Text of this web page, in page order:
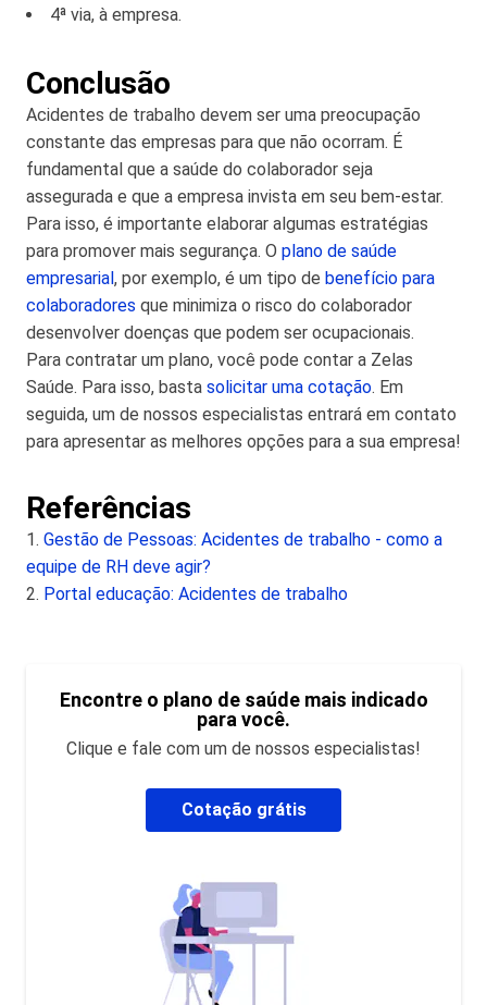
4ª via, à empresa.
Conclusão
Acidentes de trabalho devem ser uma preocupação
constante das empresas para que não ocorram. É
fundamental que a saúde do colaborador seja
assegurada e que a empresa invista em seu bem-estar.
Para isso, é importante elaborar algumas estratégias
para promover mais segurança. O plano de saúde
empresarial, por exemplo, é um tipo de benefício para
colaboradores que minimiza o risco do colaborador
desenvolver doenças que podem ser ocupacionais.
Para contratar um plano, você pode contar a Zelas
Saúde. Para isso, basta solicitar uma cotação. Em
seguida, um de nossos especialistas entrará em contato
para apresentar as melhores opções para a sua empresa!
Referências
1. Gestão de Pessoas: Acidentes de trabalho - como a
equipe de RH deve agir?
2. Portal educação: Acidentes de trabalho
Encontre o plano de saúde mais indicado
para você.
Clique e fale com um de nossos especialistas!
Cotação grátis